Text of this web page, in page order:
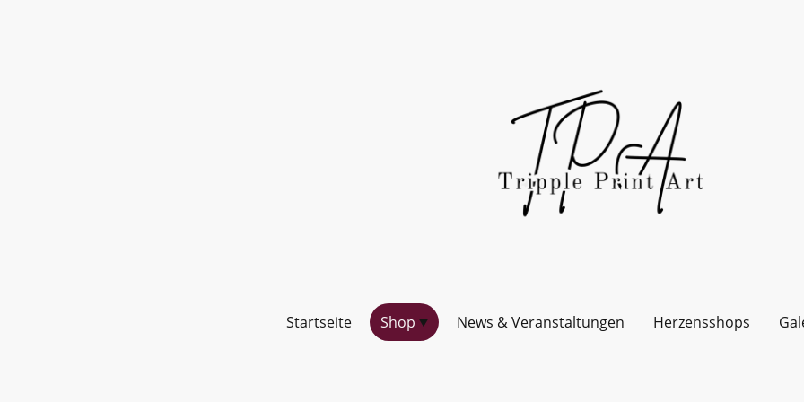
Startseite Shop News & Veranstaltungen Herzensshops